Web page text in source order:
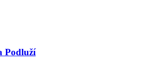
Podluží